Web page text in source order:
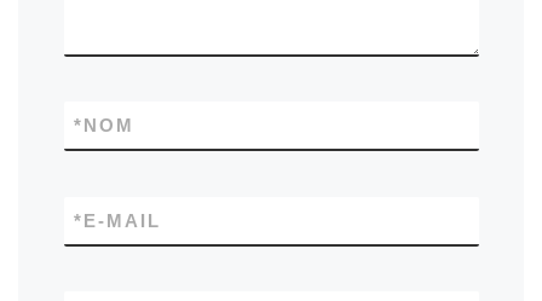
NOM
*
E-MAIL
*